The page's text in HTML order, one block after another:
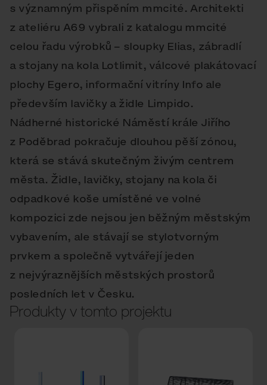
s významným přispěním mmcité. Architekti
z ateliéru A69 vybrali z katalogu mmcité
celou řadu výrobků – sloupky Elias, zábradlí
a stojany na kola Lotlimit, válcové plakátovací
plochy Egero, informační vitríny Info ale
především lavičky a židle Limpido.
Nádherné historické Náměstí krále Jiřího
z Poděbrad pokračuje dlouhou pěší zónou,
která se stává skutečným živým centrem
města. Židle, lavičky, stojany na kola či
odpadkové koše umístěné ve volné
kompozici zde nejsou jen běžným městským
vybavením, ale stávají se stylotvorným
prvkem a společně vytvářejí jeden
z nejvýraznějších městských prostorů
posledních let v Česku.
Produkty v tomto projektu